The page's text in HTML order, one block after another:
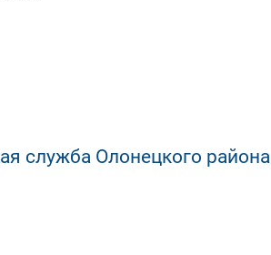
служба Олонецкого района